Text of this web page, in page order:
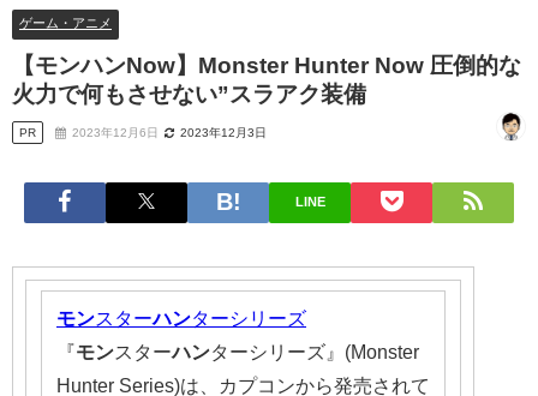
ゲーム・アニメ
【モンハンNow】Monster Hunter Now 圧倒的な
火力で何もさせない”スラアク装備
PR 2023年12月6日 2023年12月3日
LINE
モンスターハンターシリーズ
『モンスターハンターシリーズ』(Monster
Hunter Series)は、カプコンから発売されて